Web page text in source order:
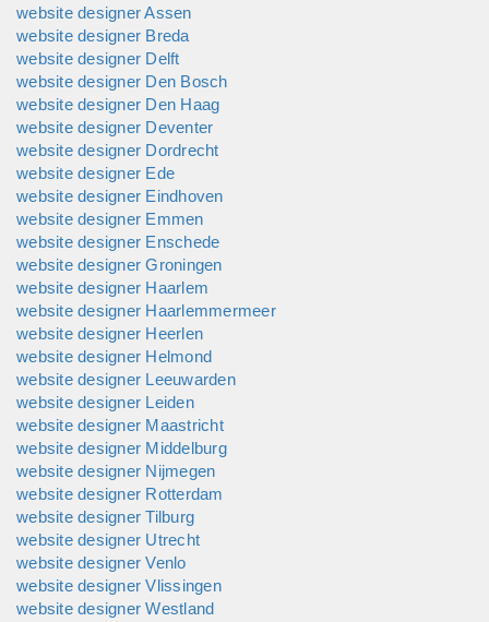
website designer Assen
website designer Breda
website designer Delft
website designer Den Bosch
website designer Den Haag
website designer Deventer
website designer Dordrecht
website designer Ede
website designer Eindhoven
website designer Emmen
website designer Enschede
website designer Groningen
website designer Haarlem
website designer Haarlemmermeer
website designer Heerlen
website designer Helmond
website designer Leeuwarden
website designer Leiden
website designer Maastricht
website designer Middelburg
website designer Nijmegen
website designer Rotterdam
website designer Tilburg
website designer Utrecht
website designer Venlo
website designer Vlissingen
website designer Westland